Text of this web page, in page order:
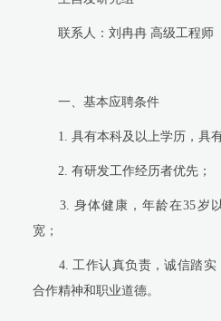
联系人：刘冉冉 高级工程师
一、基本应聘条件
1. 具有本科及以上学历，具
2. 有研发工作经历者优先；
3.身体健康，年龄在35岁
宽；
4. 工作认真负责，诚信踏
合作精神和职业道德。